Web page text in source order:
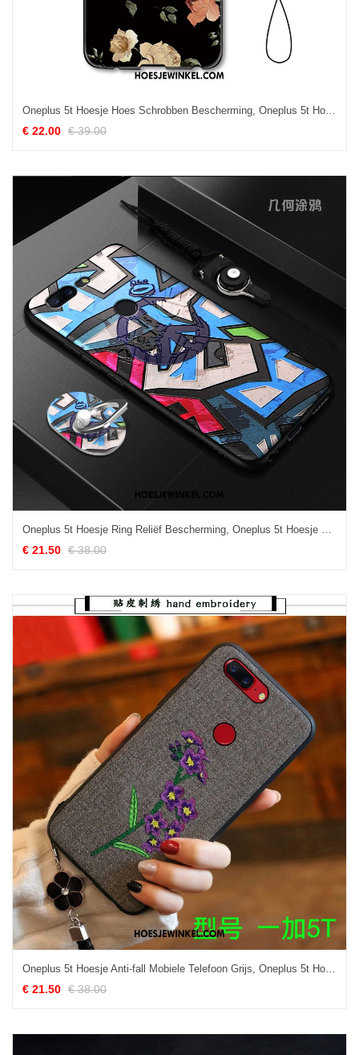
Oneplus 5t Hoesje Hoes Schrobben Bescherming, Oneplus 5t Hoesje Mobiele Telefoon Wind
€ 22.00 € 39.00
Oneplus 5t Hoesje Ring Reliëf Bescherming, Oneplus 5t Hoesje Patroon Zwart
€ 21.50 € 38.00
Oneplus 5t Hoesje Anti-fall Mobiele Telefoon Grijs, Oneplus 5t Hoesje All Inclusive Hoes
€ 21.50 € 38.00